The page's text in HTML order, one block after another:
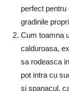
perfect
gradinile
Cum toamna
calduroasa,
sa rodeasca
pot intra cu
si spanacul,